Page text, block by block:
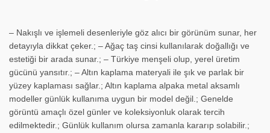
– Nakışlı ve işlemeli desenleriyle göz alıcı bir görünüm sunar, her
detayıyla dikkat çeker.; – Ağaç taş cinsi kullanılarak doğallığı ve
estetiği bir arada sunar.; – Türkiye menşeli olup, yerel üretim
gücünü yansıtır.; – Altın kaplama materyali ile şık ve parlak bir
yüzey kaplaması sağlar.; Altın kaplama alpaka metal aksamlı
modeller günlük kullanıma uygun bir model değil.; Genelde
görüntü amaçlı özel günler ve koleksiyonluk olarak tercih
edilmektedir.; Günlük kullanım olursa zamanla kararıp solabilir.;